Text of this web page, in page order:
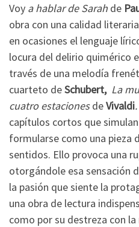
Voy a hablar de Sarah de
obra con una calidad
en ocasiones el lenguaje
locura del delirio quimérico
través de una melodía
cuarteto deSchubert, La
cuatro estacionesdeVivaldi.
capítulos cortos que
formularse como una pieza
sentidos. Ello provoca una
otorgándole esa sensación
la pasión que siente la
una obra de lectura
como por su destreza con